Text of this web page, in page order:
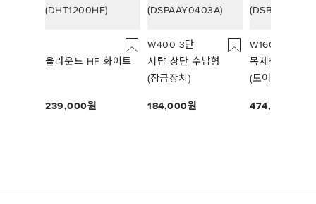
올라운드 HF 화이트
239,000
W400 3단
서랍 상단 수납형
(잠금장치)
184,000
W1600 3단
목제책장
(도어)
474,000